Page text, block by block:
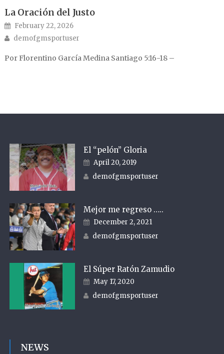
La Oración del Justo
Posted on
February 22, 2026
Author
demofgmsportuser
Por Florentino García Medina Santiago 5:16-18 –
El “pelón” Gloria
Posted on
April 20, 2019
Author
demofgmsportuser
Mejor me regreso …..
Posted on
December 2, 2021
Author
demofgmsportuser
El Súper Ratón Zamudio
Posted on
May 17, 2020
Author
demofgmsportuser
NEWS